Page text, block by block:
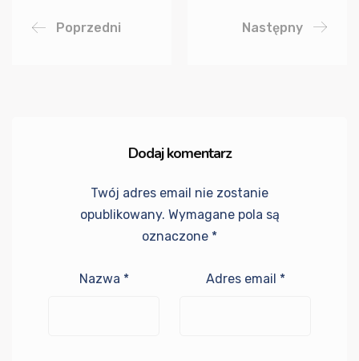
Poprzedni Następny
Dodaj komentarz
Twój adres email nie zostanie
opublikowany. Wymagane pola są
oznaczone *
Nazwa * Adres email *